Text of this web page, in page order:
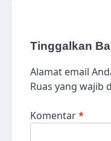
Tinggalkan
Alamat email
Ruas yang wajib
Komentar*